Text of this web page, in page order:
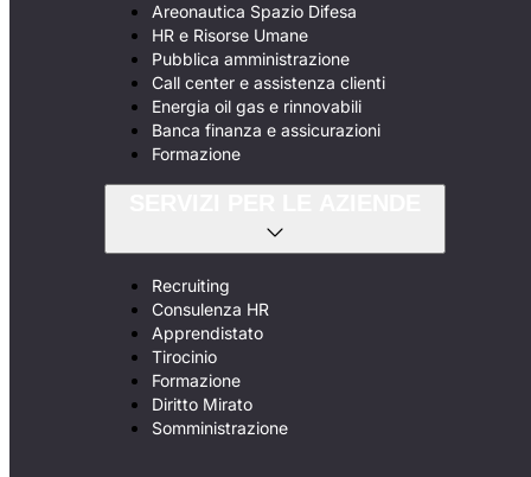
Areonautica Spazio Difesa
HR e Risorse Umane
Pubblica amministrazione
Call center e assistenza clienti
Energia oil gas e rinnovabili
Banca finanza e assicurazioni
Formazione
Recruiting
Consulenza HR
Apprendistato
Tirocinio
Formazione
Diritto Mirato
Somministrazione